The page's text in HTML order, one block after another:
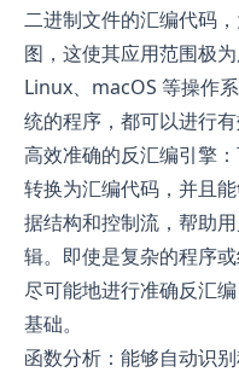
二进制文件的汇编代码
图，这使其应用范围极
Linux、macOS 等操作
统的程序，都可以进行有
高效准确的反汇编引擎
转换为汇编代码，并且
据结构和控制流，帮助
辑。即使是复杂的程序
尽可能地进行准确反汇
基础。
函数分析：能够自动识